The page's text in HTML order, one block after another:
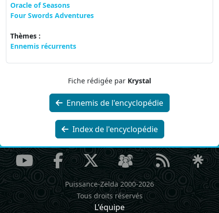
Oracle of Seasons
Four Swords Adventures
Thèmes :
Ennemis récurrents
Fiche rédigée par Krystal
Ennemis de l'encyclopédie
Index de l'encyclopédie
Puissance-Zelda 2000-2026
Tous droits réservés
L'équipe